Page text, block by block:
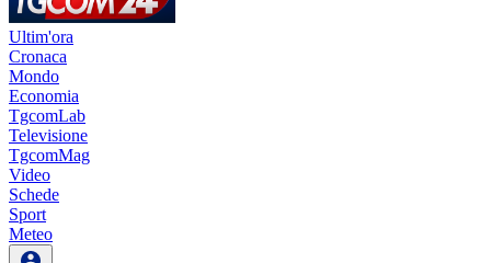
Ultim'ora
Cronaca
Mondo
Economia
TgcomLab
Televisione
TgcomMag
Video
Schede
Sport
Meteo